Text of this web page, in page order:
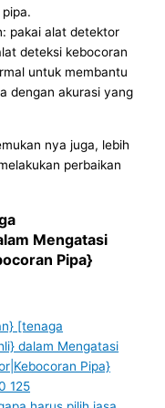
pakai alat detektor
deteksi kebocoran
untuk membantu
dengan akurasi yang
nya juga, lebih
perbaikan
Mengatasi
Pipa}
[tenaga
dalam Mengatasi
Pipa}
125